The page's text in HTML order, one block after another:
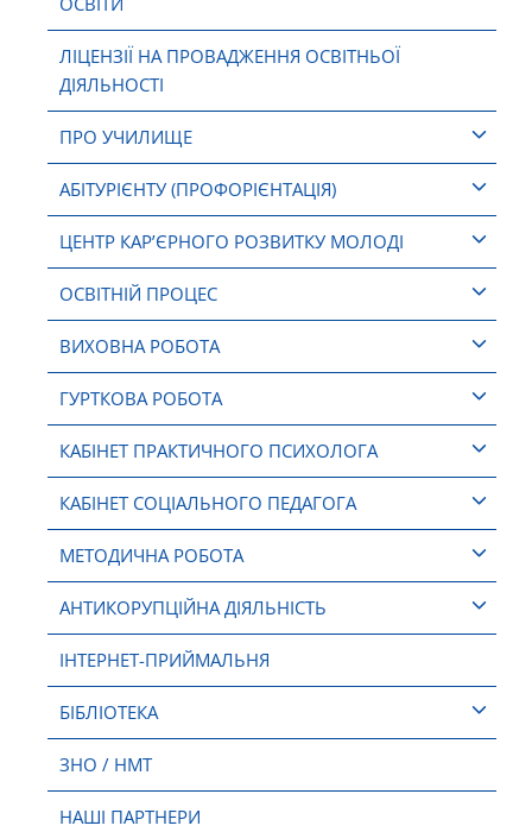
ЛІЦЕНЗІЇ НА ПРОВАДЖЕННЯ ОСВІТНЬОЇ
ДІЯЛЬНОСТІ
ПРО УЧИЛИЩЕ
АБІТУРІЄНТУ (ПРОФОРІЄНТАЦІЯ)
ЦЕНТР КАР’ЄРНОГО РОЗВИТКУ МОЛОДІ
ОСВІТНІЙ ПРОЦЕС
ВИХОВНА РОБОТА
ГУРТКОВА РОБОТА
КАБІНЕТ ПРАКТИЧНОГО ПСИХОЛОГА
КАБІНЕТ СОЦІАЛЬНОГО ПЕДАГОГА
МЕТОДИЧНА РОБОТА
АНТИКОРУПЦІЙНА ДІЯЛЬНІСТЬ
ІНТЕРНЕТ-ПРИЙМАЛЬНЯ
БІБЛІОТЕКА
ЗНО / НМТ
НАШІ ПАРТНЕРИ